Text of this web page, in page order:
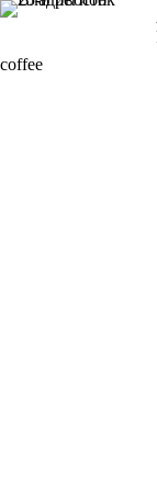
Перейти
coffee